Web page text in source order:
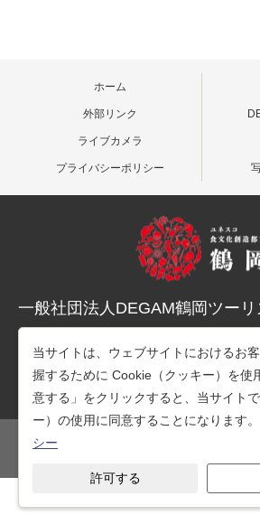
ホーム
外部リンク
ライブカメラ
プライバシーポリシー
一般社団法人DEGAM鶴岡ツー
TEL：0235-25-7678（観光案内）
TEL：0235-26-1218（事務所）
当サイトは、ウェブサイトにおけるお
握するために Cookie（クッキー）を使
意する」をクリックすると、当サイト
ー）の使用に同意することになります。
シー
許可する